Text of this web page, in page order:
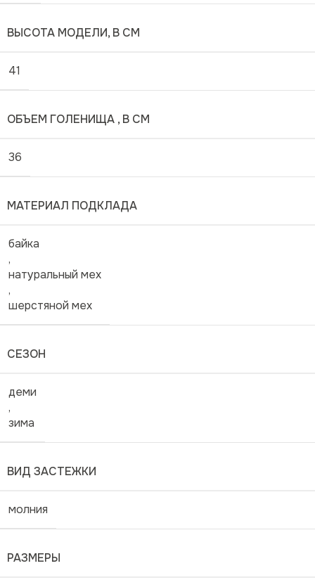
ВЫСОТА МОДЕЛИ, В СМ
41
ОБЪЕМ ГОЛЕНИЩА , В СМ
36
МАТЕРИАЛ ПОДКЛАДА
байка
,
натуральный мех
,
шерстяной мех
СЕЗОН
деми
,
зима
ВИД ЗАСТЕЖКИ
молния
РАЗМЕРЫ